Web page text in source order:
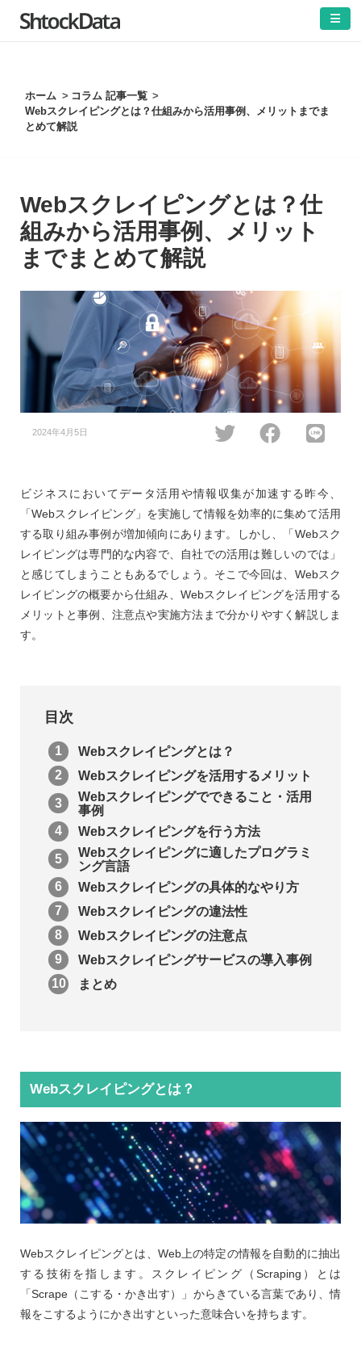
ホーム
コラム 記事一覧
Webスクレイピングとは？仕組みから活用事例、メリットまでま
とめて解説
Webスクレイピングとは？仕
組みから活用事例、メリット
までまとめて解説
2024年4月5日
ビジネスにおいてデータ活用や情報収集が加速する昨今、
「Webスクレイピング」を実施して情報を効率的に集めて活用
する取り組み事例が増加傾向にあります。しかし、「Webスク
レイピングは専門的な内容で、自社での活用は難しいのでは」
と感じてしまうこともあるでしょう。そこで今回は、Webスク
レイピングの概要から仕組み、Webスクレイピングを活用する
メリットと事例、注意点や実施方法まで分かりやすく解説しま
す。
目次
Webスクレイピングとは？
Webスクレイピングを活用するメリット
Webスクレイピングでできること・活用
事例
Webスクレイピングを行う方法
Webスクレイピングに適したプログラミ
ング言語
Webスクレイピングの具体的なやり方
Webスクレイピングの違法性
Webスクレイピングの注意点
Webスクレイピングサービスの導入事例
まとめ
Webスクレイピングとは？
Webスクレイピングとは、Web上の特定の情報を自動的に抽出
する技術を指します。スクレイピング（Scraping）とは
「Scrape（こする・かき出す）」からきている言葉であり、情
報をこするようにかき出すといった意味合いを持ちます。